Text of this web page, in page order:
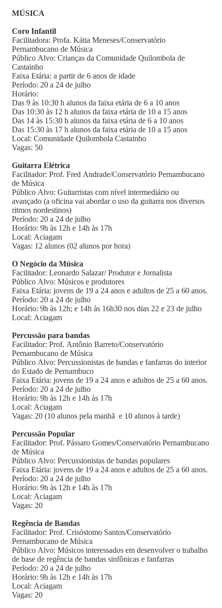
MÚSICA
Coro Infantil
Facilitadora: Profa. Kátia Meneses/Conservatório
Pernambucano de Música
Público Alvo: Crianças da Comunidade Quilombola de
Castainho
Faixa Etária: a partir de 6 anos de idade
Período: 20 a 24 de julho
Horário:
Das 9 às 10:30 h alunos da faixa etária de 6 a 10 anos
Das 10:30 às 12 h alunos da faixa etária de 10 a 15 anos
Das 14 às 15:30 h alunos da faixa etária de 6 a 10 anos
Das 15:30 às 17 h alunos da faixa etária de 10 a 15 anos
Local: Comunidade Quilombola Castainho
Vagas: 50
Guitarra Elétrica
Facilitador: Prof. Fred Andrade/Conservatório Pernambucano
de Música
Público Alvo: Guitarristas com nível intermediário ou
avançado (a oficina vai abordar o uso da guitarra nos diversos
ritmos nordestinos)
Período: 20 a 24 de julho
Horário: 9h às 12h e 14h às 17h
Local: Aciagam
Vagas: 12 alunos (02 alunos por hora)
O Negócio da Música
Facilitador: Leonardo Salazar/ Produtor e Jornalista
Público Alvo: Músicos e produtores
Faixa Etária: jovens de 19 a 24 anos e adultos de 25 a 60 anos.
Período: 20 a 24 de julho
Horário: 9h às 12h; e 14h às 16h30 nos dias 22 e 23 de julho
Local: Aciagam
Percussão para bandas
Facilitador: Prof. Antônio Barreto/Conservatório
Pernambucano de Música
Público Alvo: Percussionistas de bandas e fanfarras do interior
do Estado de Pernambuco
Faixa Etária: jovens de 19 a 24 anos e adultos de 25 a 60 anos.
Período: 20 a 24 de julho
Horário: 9h às 12h e 14h às 17h
Local: Aciagam
Vagas: 20 (10 alunos pela manhã e 10 alunos à tarde)
Percussão Popular
Facilitador: Prof. Pássaro Gomes/Conservatório Pernambucano
de Música
Público Alvo: Percussionistas de bandas populares
Faixa Etária: jovens de 19 a 24 anos e adultos de 25 a 60 anos.
Período: 20 a 24 de julho
Horário: 9h às 12h e 14h às 17h
Local: Aciagam
Vagas: 20
Regência de Bandas
Facilitador: Prof. Crisóstomo Santos/Conservatório
Pernambucano de Música
Público Alvo: Músicos interessados em desenvolver o trabalho
de base de regência de bandas sinfônicas e fanfarras
Período: 20 a 24 de julho
Horário: 9h às 12h e 14h às 17h
Local: Aciagam
Vagas: 20